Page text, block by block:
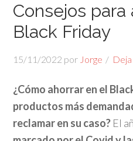
Consejos para
Black Friday
15/11/2022 por Jorge
¿Cómo ahorrar en el
productos más
reclamar en su caso? El